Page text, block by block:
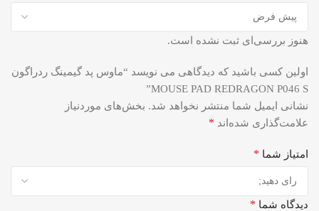
هنوز بررسی‌ای ثبت نشده است.
اولین کسی باشید که دیدگاهی می نویسد “ماوس پد گیمینگ ردراگون
MOUSE PAD REDRAGON P046 S”
نشانی ایمیل شما منتشر نخواهد شد. بخش‌های موردنیاز
علامت‌گذاری شده‌اند *
امتیاز شما *
دیدگاه شما *